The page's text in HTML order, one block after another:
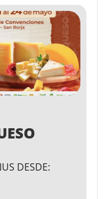
DESDE: